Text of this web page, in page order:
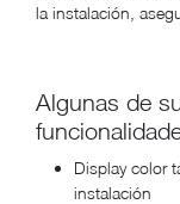
la instalación,
Algunas de
Display color
instalación